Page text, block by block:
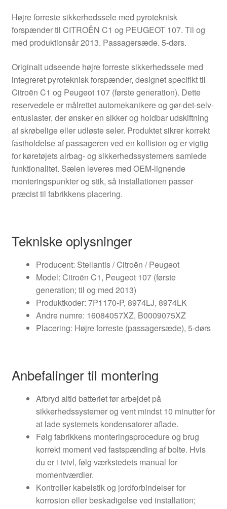
Højre forreste sikkerhedssele med pyroteknisk
forspænder til CITROËN C1 og PEUGEOT 107. Til og
med produktionsår 2013. Passagersæde. 5-dørs.
Originalt udseende højre forreste sikkerhedssele med
integreret pyroteknisk forspænder, designet specifikt til
Citroën C1 og Peugeot 107 (første generation). Dette
reservedele er målrettet automekanikere og gør-det-selv-
entusiaster, der ønsker en sikker og holdbar udskiftning
af skrøbelige eller udløste seler. Produktet sikrer korrekt
fastholdelse af passageren ved en kollision og er vigtig
for køretøjets airbag- og sikkerhedssystemers samlede
funktionalitet. Sælen leveres med OEM-lignende
monteringspunkter og stik, så installationen passer
præcist til fabrikkens placering.
Tekniske oplysninger
Producent: Stellantis / Citroën / Peugeot
Model: Citroën C1, Peugeot 107 (første
generation; til og med 2013)
Produktkoder: 7P1170-P, 8974LJ, 8974LK
Andre numre: 16084057XZ, B0009075XZ
Placering: Højre forreste (passagersæde), 5-dørs
Anbefalinger til montering
Afbryd altid batteriet før arbejdet på
sikkerhedssystemer og vent mindst 10 minutter for
at lade systemets kondensatorer aflade.
Følg fabrikkens monteringsprocedure og brug
korrekt moment ved fastspænding af bolte. Hvis
du er i tvivl, følg værkstedets manual for
momentværdier.
Kontroller kabelstik og jordforbindelser for
korrosion eller beskadigelse ved installation;